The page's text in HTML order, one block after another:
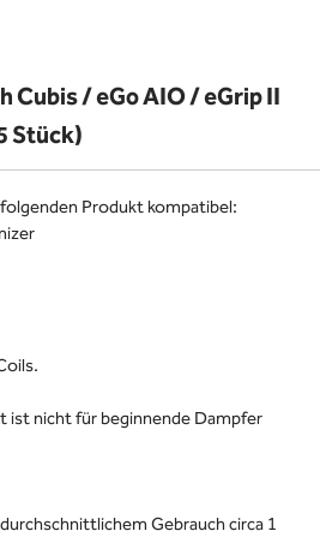
Cubis / eGo AIO / eGrip II
Stück)
Produkt kompatibel:
ist nicht für beginnende Dampfer
Gebrauch circa 1